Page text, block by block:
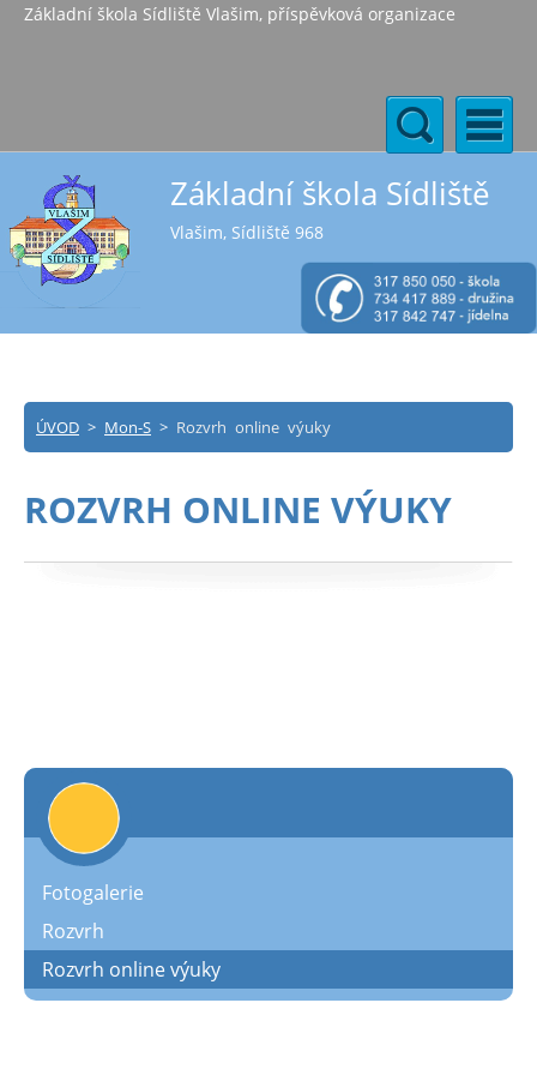
Základní škola Sídliště Vlašim, příspěvková organizace
Základní škola Sídliště
Vlašim, Sídliště 968
ÚVOD > Mon-S > Rozvrh online výuky
ROZVRH ONLINE VÝUKY
Fotogalerie
Rozvrh
Rozvrh online výuky